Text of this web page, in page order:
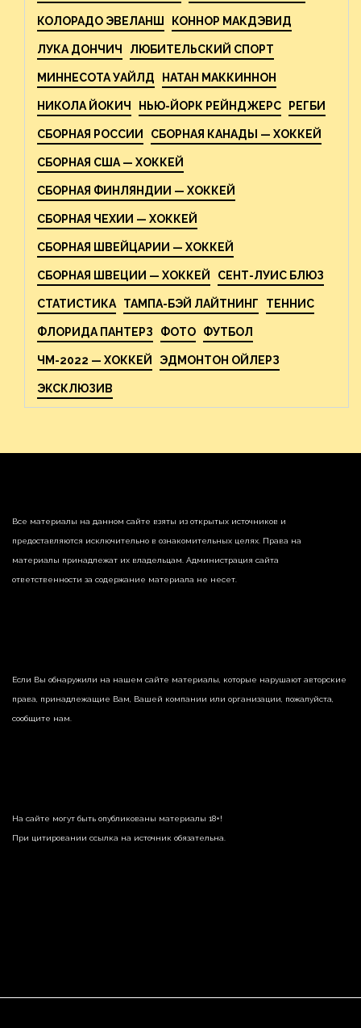
КОЛОРАДО ЭВЕЛАНШ КОННОР МАКДЭВИД
ЛУКА ДОНЧИЧ ЛЮБИТЕЛЬСКИЙ СПОРТ
МИННЕСОТА УАЙЛД НАТАН МАККИННОН
НИКОЛА ЙОКИЧ НЬЮ-ЙОРК РЕЙНДЖЕРС РЕГБИ
СБОРНАЯ РОССИИ СБОРНАЯ КАНАДЫ — ХОККЕЙ
СБОРНАЯ США — ХОККЕЙ
СБОРНАЯ ФИНЛЯНДИИ — ХОККЕЙ
СБОРНАЯ ЧЕХИИ — ХОККЕЙ
СБОРНАЯ ШВЕЙЦАРИИ — ХОККЕЙ
СБОРНАЯ ШВЕЦИИ — ХОККЕЙ СЕНТ-ЛУИС БЛЮЗ
СТАТИСТИКА ТАМПА-БЭЙ ЛАЙТНИНГ ТЕННИС
ФЛОРИДА ПАНТЕРЗ ФОТО ФУТБОЛ
ЧМ-2022 — ХОККЕЙ ЭДМОНТОН ОЙЛЕРЗ
ЭКСКЛЮЗИВ
Все материалы на данном сайте взяты из открытых источников и
предоставляются исключительно в ознакомительных целях. Права на
материалы принадлежат их владельцам. Администрация сайта
ответственности за содержание материала не несет.
Если Вы обнаружили на нашем сайте материалы, которые нарушают авторские
права, принадлежащие Вам, Вашей компании или организации, пожалуйста,
сообщите нам.
На сайте могут быть опубликованы материалы 18+!
При цитировании ссылка на источник обязательна.